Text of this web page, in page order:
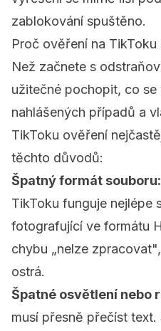
zablokování spuštěno.
Proč ověření na
Než začnete s
užitečné pochopit, co
nahlášených případů a
TikToku ověření
těchto důvodů:
Špatný formát souboru:
TikToku funguje nejlépe
fotografující ve formátu
chybu „nelze
ostrá.
Špatné osvětlení nebo
musí přesně přečíst text.